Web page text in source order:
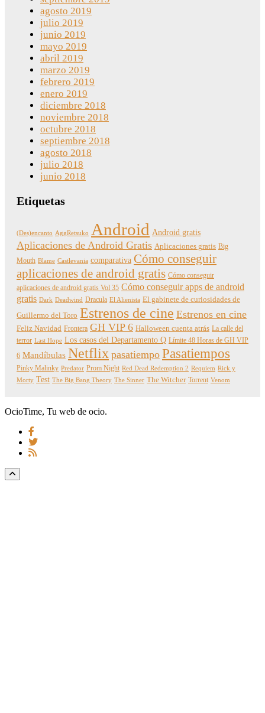
agosto 2019
julio 2019
junio 2019
mayo 2019
abril 2019
marzo 2019
febrero 2019
enero 2019
diciembre 2018
noviembre 2018
octubre 2018
septiembre 2018
agosto 2018
julio 2018
junio 2018
Etiquetas
(Des)encanto AggRetsuko Android Android gratis
Aplicaciones de Android Gratis Aplicaciones gratis Big
Mouth Blame Castlevania comparativa Cómo conseguir
aplicaciones de android gratis Cómo conseguir
aplicaciones de android gratis Vol 35 Cómo conseguir apps de android
gratis Dark Deadwind Dracula El Alienista El gabinete de curiosidades de
Guillermo del Toro Estrenos de cine Estrenos en cine
Feliz Navidad Frontera GH VIP 6 Halloween cuenta atrás La calle del
terror Last Hope Los casos del Departamento Q Límite 48 Horas de GH VIP
6 Mandíbulas Netflix pasatiempo Pasatiempos
Pinky Malinky Predator Prom Night Red Dead Redemption 2 Requiem Rick y
Morty Test The Big Bang Theory The Sinner The Witcher Torrent Venom
OcioTime, Tu web de ocio.